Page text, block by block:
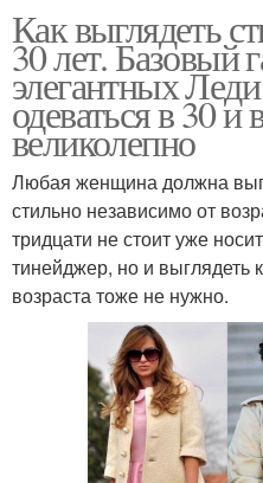
Как выглядеть
30 лет. Базовый
элегантных
одеваться в 30 и
великолепно
Любая женщина должна
стильно независимо от
тридцати не стоит уже
тинейджер, но и выглядеть
возраста тоже не нужно.